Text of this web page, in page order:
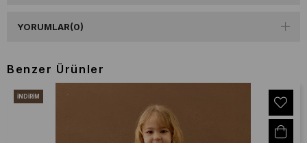
YORUMLAR(0)
Benzer Ürünler
İNDIRIM